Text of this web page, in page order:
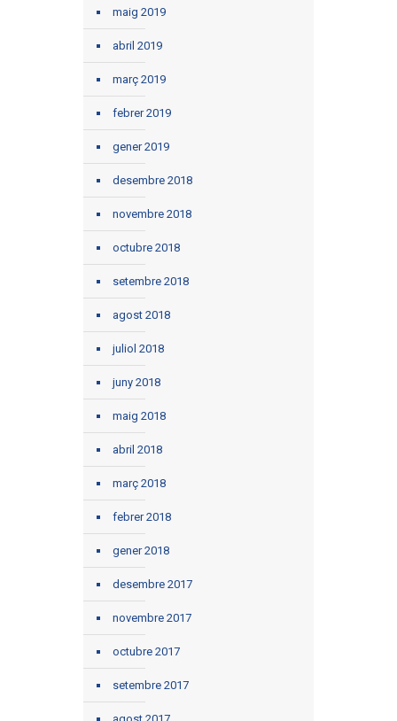
maig 2019
abril 2019
març 2019
febrer 2019
gener 2019
desembre 2018
novembre 2018
octubre 2018
setembre 2018
agost 2018
juliol 2018
juny 2018
maig 2018
abril 2018
març 2018
febrer 2018
gener 2018
desembre 2017
novembre 2017
octubre 2017
setembre 2017